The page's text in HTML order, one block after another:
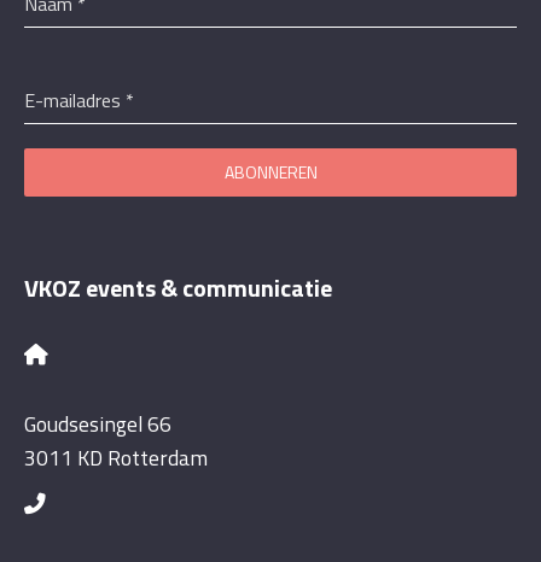
E-mailadres *
ABONNEREN
VKOZ events & communicatie
Goudsesingel 66
3011 KD Rotterdam